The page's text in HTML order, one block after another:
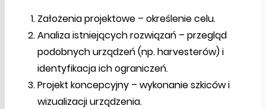
Założenia projektowe – określenie celu.
Analiza istniejących rozwiązań – przegląd
podobnych urządzeń (np. harvesterów) i
identyfikacja ich ograniczeń.
Projekt koncepcyjny – wykonanie szkiców i
wizualizacji urządzenia.